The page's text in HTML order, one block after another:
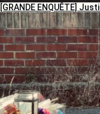
[GRANDE ENQUÊTE]